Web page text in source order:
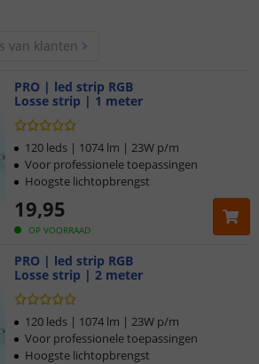
IP65 en IP67
van klanten
PRO | led strip RGB
Losse strip | 1 meter
OP VOORRAAD
19,95
120 leds | 1074 lm | 23W p/m
Voor professionele toepassingen
Hoogste lichtopbrengst
PRO | led strip RGB
Losse strip | 2 meter
120 leds | 1074 lm | 23W p/m
Voor professionele toepassingen
Hoogste lichtopbrengst